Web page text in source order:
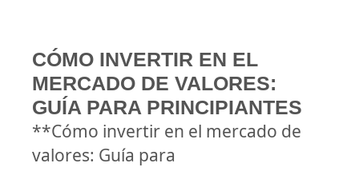
CÓMO INVERTIR EN EL
MERCADO DE VALORES:
GUÍA PARA PRINCIPIANTES
**Cómo invertir en el mercado de
valores: Guía para